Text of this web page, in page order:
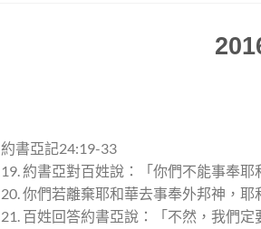
約書亞記24:19-33
19. 約書亞對百姓說：「你們不能事奉
20. 你們若離棄耶和華去事奉外邦神，
21. 百姓回答約書亞說：「不然，我們定